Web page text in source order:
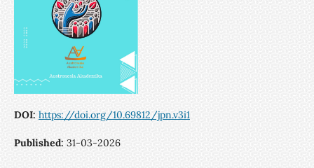
DOI: https://doi.org/10.69812/jpn.v3i1
Published: 31-03-2026